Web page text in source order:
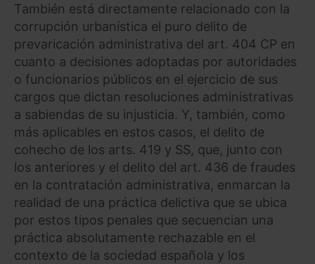
También está directamente relacionado con la
corrupción urbanística el puro delito de
prevaricación administrativa del art. 404 CP en
cuanto a decisiones adoptadas por autoridades
o funcionarios públicos en el ejercicio de sus
cargos que dictan resoluciones administrativas
a sabiendas de su injusticia. Y, también, como
más aplicables en estos casos, el delito de
cohecho de los arts. 419 y SS, que, junto con
los anteriores y el delito del art. 436 de fraudes
en la contratación administrativa, enmarcan la
realidad de una práctica delictiva que se ubica
por estos tipos penales que secuencian una
práctica absolutamente rechazable en el
contexto de la sociedad española y los